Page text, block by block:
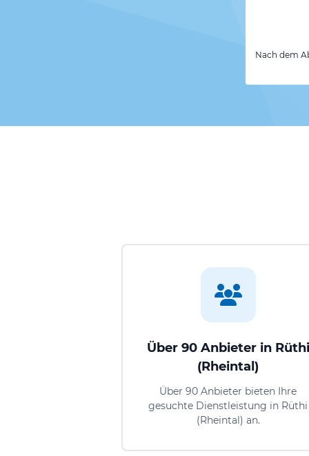
Nach dem
Über 90 Anbieter in Rüthi
(Rheintal)
Über 90 Anbieter bieten Ihre
gesuchte Dienstleistung in Rüthi
(Rheintal) an.